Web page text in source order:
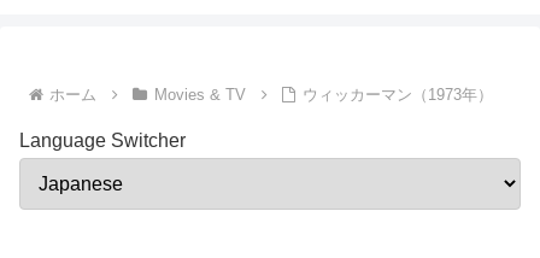
ホーム Movies & TV ウィッカーマン（1973年）
Language Switcher